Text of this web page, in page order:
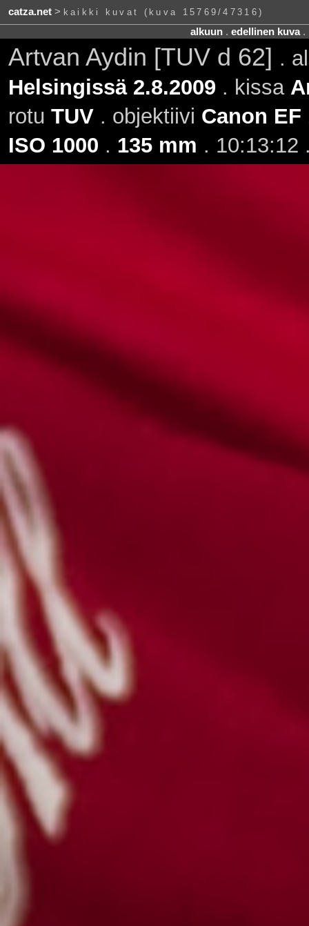
catza.net> kaikki kuvat (kuva 15769/47316)
alkuun. edellinen kuva.
Artvan Aydin [TUV d 62] .
Helsingissä 2.8.2009 . kissa
rotu TUV. objektiivi Canon EF
ISO 1000 . 135 mm . 10:13:12